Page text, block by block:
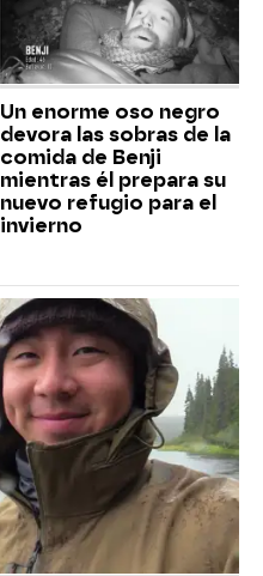
Un enorme oso negro
devora las sobras de la
comida de Benji
mientras él prepara su
nuevo refugio para el
invierno